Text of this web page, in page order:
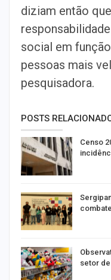
diziam então
social em
pessoas mais
pesquisadora.
POSTS
Censo
setor